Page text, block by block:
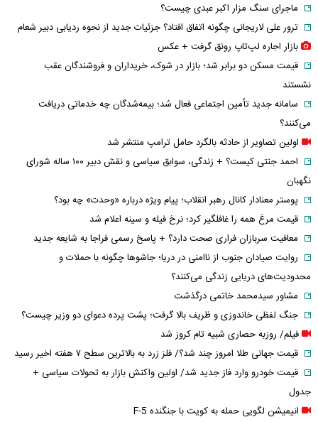
ماجرای سنگ مزار اکبر عبدی چیست؟
ترور علی لاریجانی چگونه اتفاق افتاد؟ جزئیات جدید از نحوه ردیابی دبیر شعام
بازار اجاره لپ‌تاپ رونق گرفت + عکس
قیمت مسکن دو برابر شد؛ بازار در شوک، خریداران و فروشندگان عقب
نشستند
سامانه جدید تأمین اجتماعی فعال شد؛ بیمه‌شدگان چه خدماتی دریافت
می‌کنند؟
اولین تصاویر از حادثه بالگرد حامل ترامپ منتشر شد
احمد جنتی کیست؟ + زندگی، سوابق سیاسی و نقش دبیر ۱۰۰ ساله شورای
نگهبان
پوستر معنادار کانال رهبر انقلاب؛ پیام ویژه درباره «وحدت» چه بود؟
قیمت مرغ همه را غافلگیر کرد؛ نرخ فیله و سینه اعلام شد
معافیت سربازان فراری صحت دارد؟ + پاسخ رسمی فراجا به شایعه جدید
روایت صیادان جنوب از ناامنی در دریا؛ جاشوها چگونه با حملات و
محدودیت‌های دریایی زندگی می‌کنند؟
مشاور سیدمحمد خاتمی درگذشت
جنگ لفظی خاندوزی و ظریف بالا گرفت؛ پشت پرده دعوای دو وزیر چیست؟
فیلم/ روزبه حصاری شبیه تام کروز شد
قیمت جهانی طلا امروز چند شد؟/ فلز زرد به بالاترین سطح ۷ هفته اخیر رسید
قیمت خودرو وارد فاز جدید شد/ اولین واکنش بازار به تحولات سیاسی +
جدول
انیمیشن لگویی حمله به کویت با جنگنده F-5